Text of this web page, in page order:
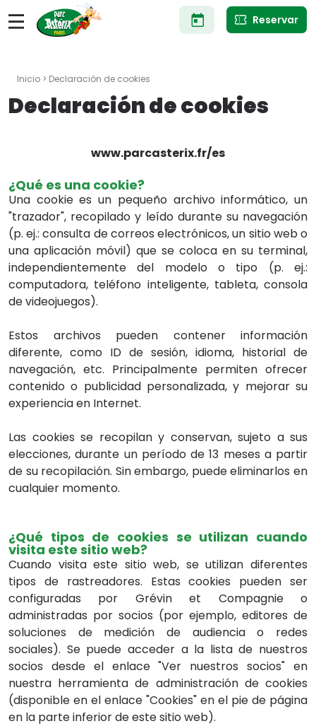
al
contenido
Reservar
Inicio > Declaración de cookies
Declaración de cookies
www.parcasterix.fr/es
¿Qué es una cookie?
Una cookie es un pequeño archivo informático, un
"trazador", recopilado y leído durante su navegación
(p. ej.: consulta de correos electrónicos, un sitio web o
una aplicación móvil) que se coloca en su terminal,
independientemente del modelo o tipo (p. ej.:
computadora, teléfono inteligente, tableta, consola
de videojuegos).
Estos archivos pueden contener información
diferente, como ID de sesión, idioma, historial de
navegación, etc. Principalmente permiten ofrecer
contenido o publicidad personalizada, y mejorar su
experiencia en Internet.
Las cookies se recopilan y conservan, sujeto a sus
elecciones, durante un período de 13 meses a partir
de su recopilación. Sin embargo, puede eliminarlos en
cualquier momento.
¿Qué tipos de cookies se utilizan cuando
visita este sitio web?
Cuando visita este sitio web, se utilizan diferentes
tipos de rastreadores. Estas cookies pueden ser
configuradas por Grévin et Compagnie o
administradas por socios (por ejemplo, editores de
soluciones de medición de audiencia o redes
sociales). Se puede acceder a la lista de nuestros
socios desde el enlace "Ver nuestros socios" en
nuestra herramienta de administración de cookies
(disponible en el enlace "Cookies" en el pie de página
en la parte inferior de este sitio web).